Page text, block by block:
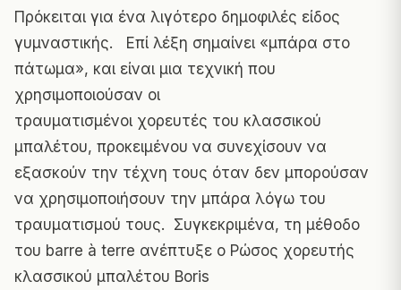
Πρόκειται για ένα λιγότερο δημοφιλές είδος
γυμναστικής. Επί λέξη σημαίνει «μπάρα στο
πάτωμα», και είναι μια τεχνική που
χρησιμοποιούσαν οι
τραυματισμένοι χορευτές του κλασσικού
μπαλέτου, προκειμένου να συνεχίσουν να
εξασκούν την τέχνη τους όταν δεν μπορούσαν
να χρησιμοποιήσουν την μπάρα λόγω του
τραυματισμού τους. Συγκεκριμένα, τη μέθοδο
του barre à terre ανέπτυξε ο Ρώσος χορευτής
κλασσικού μπαλέτου Boris